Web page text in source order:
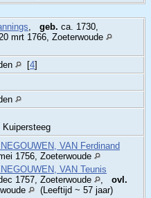
geb. ca. 1730,
20 mrt 1766, Zoeterwoude
[4]
VAN Ferdinand
1756, Zoeterwoude
VAN Teunis
1757, Zoeterwoude
ovl.
(Leeftijd ~ 57 jaar)